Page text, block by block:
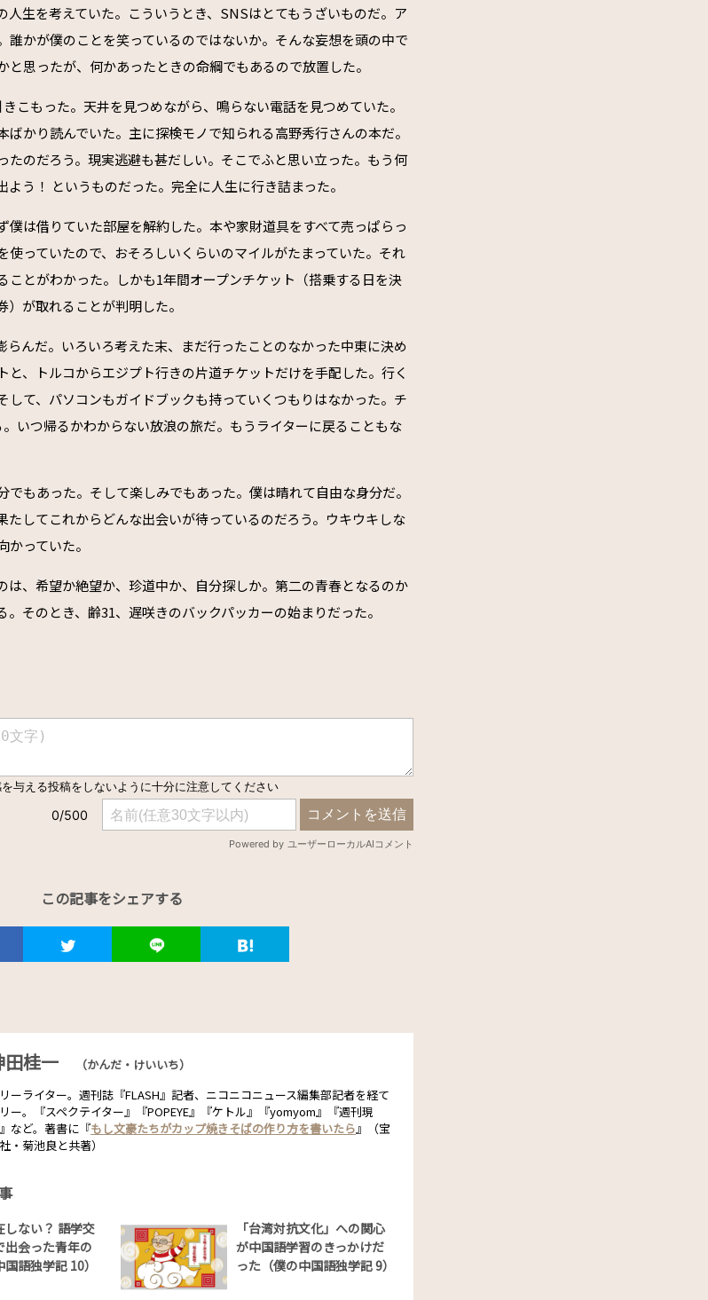
人生を考えていた。こういうとき、SNSはとてもうざいものだ。ア
誰かが僕のことを笑っているのではないか。そんな妄想を頭の中で
思ったが、何かあったときの命綱でもあるので放置した。
こもった。天井を見つめながら、鳴らない電話を見つめていた。
かり読んでいた。主に探検モノで知られる高野秀行さんの本だ。
たのだろう。現実逃避も甚だしい。そこでふと思い立った。もう何
う！ というものだった。完全に人生に行き詰まった。
僕は借りていた部屋を解約した。本や家財道具をすべて売っぱらっ
使っていたので、おそろしいくらいのマイルがたまっていた。それ
ことがわかった。しかも1年間オープンチケット（搭乗する日を決
が取れることが判明した。
らんだ。いろいろ考えた末、まだ行ったことのなかった中東に決め
と、トルコからエジプト行きの片道チケットだけを手配した。行く
して、パソコンもガイドブックも持っていくつもりはなかった。チ
いつ帰るかわからない放浪の旅だ。もうライターに戻ることもな
もあった。そして楽しみでもあった。僕は晴れて自由な身分だ。
たしてこれからどんな出会いが待っているのだろう。ウキウキしな
っていた。
は、希望か絶望か、珍道中か、自分探しか。第二の青春となるのか
そのとき、齢31、遅咲きのバックパッカーの始まりだった。
この記事をシェアする
田桂一
（かんだ・けいいち）
ーライター。週刊誌『FLASH』記者、ニコニコニュース編集部記者を経て
ー。『スペクテイター』『POPEYE』『ケトル』『yomyom』『週刊現
など。著書に『もし文豪たちがカップ焼きそばの作り方を書いたら』（宝
・菊池良と共著）
しない？ 語学交
出会った青年の
語独学記 10）
「台湾対抗文化」への関心
が中国語学習のきっかけだ
った（僕の中国語独学記 9）